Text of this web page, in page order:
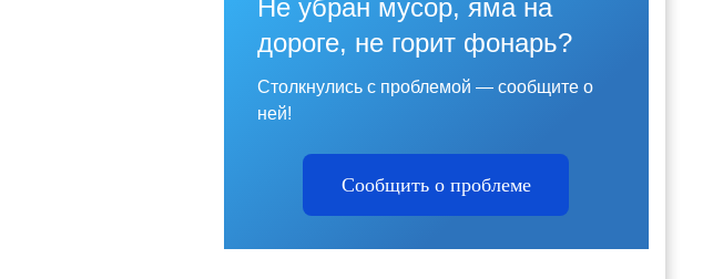
Не убран мусор, яма на
дороге, не горит фонарь?
Столкнулись с проблемой — сообщите о
ней!
Сообщить о проблеме